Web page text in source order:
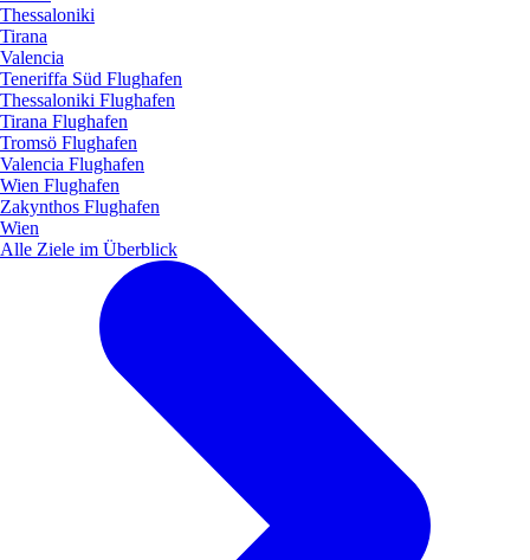
Thessaloniki
Tirana
Valencia
Teneriffa Süd Flughafen
Thessaloniki Flughafen
Tirana Flughafen
Tromsö Flughafen
Valencia Flughafen
Wien Flughafen
Zakynthos Flughafen
Wien
Alle Ziele im Überblick